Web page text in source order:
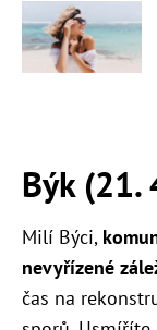
Býk (21.
Milí Býci,
nevyřízené
čas na